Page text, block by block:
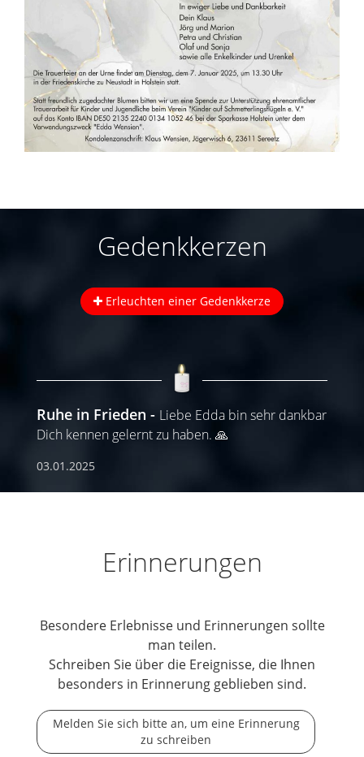
Gedenkkerzen
Erleuchten einer Gedenkkerze
Ruhe in Frieden
Liebe Edda bin sehr dankbar
Dich kennen gelernt zu haben. 🙏
03.01.2025
Erinnerungen
Besondere Erlebnisse und Erinnerungen sollte
man teilen.
Schreiben Sie über die Ereignisse, die Ihnen
besonders in Erinnerung geblieben sind.
Melden Sie sich bitte an, um eine Erinnerung
zu schreiben